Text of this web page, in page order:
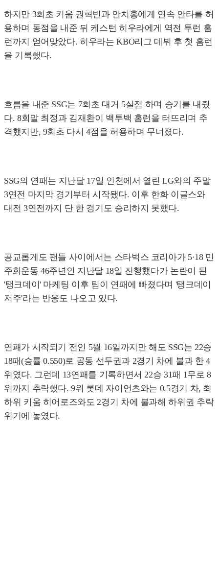
하지만 3회초 키움 권혁빈과 안치홍에게 연속 안타를 허
용하며 동점을 내준 뒤 케스턴 히우라에게 역전 투런 홈
런까지 얻어맞았다. 히우라는 KBO리그 데뷔 후 첫 홈런
을 기록했다.
흐름을 내준 SSG는 7회초 대거 5실점 하며 승기를 내줬
다. 8회말 최정과 김재환이 백투백 홈런을 터뜨리며 추
격했지만, 9회초 다시 4점을 허용하며 무너졌다.
SSG의 연패는 지난달 17일 인천에서 열린 LG와의 주말
3연전 마지막 경기부터 시작됐다. 이후 한화 이글스와
대전 3연전까지 단 한 경기도 승리하지 못했다.
공교롭게도 팬들 사이에서는 스타벅스 코리아가 5·18 민
주화운동 46주년인 지난달 18일 진행했다가 논란이 된
'탱크데이' 마케팅 이후 팀이 연패에 빠졌다며 '탱크데이
저주'라는 반응도 나오고 있다.
연패가 시작되기 전인 5월 16일까지만 해도 SSG는 22승
18패(승률 0.550)로 공동 선두권과 2경기 차에 불과 한 4
위였다. 그런데 13연패를 기록하면서 22승 31패 1무로 8
위까지 추락했다. 9위 롯데 자이언츠와는 0.5경기 차, 최
하위 키움 히어로즈와도 2경기 차에 불과해 하위권 추락
위기에 놓였다.